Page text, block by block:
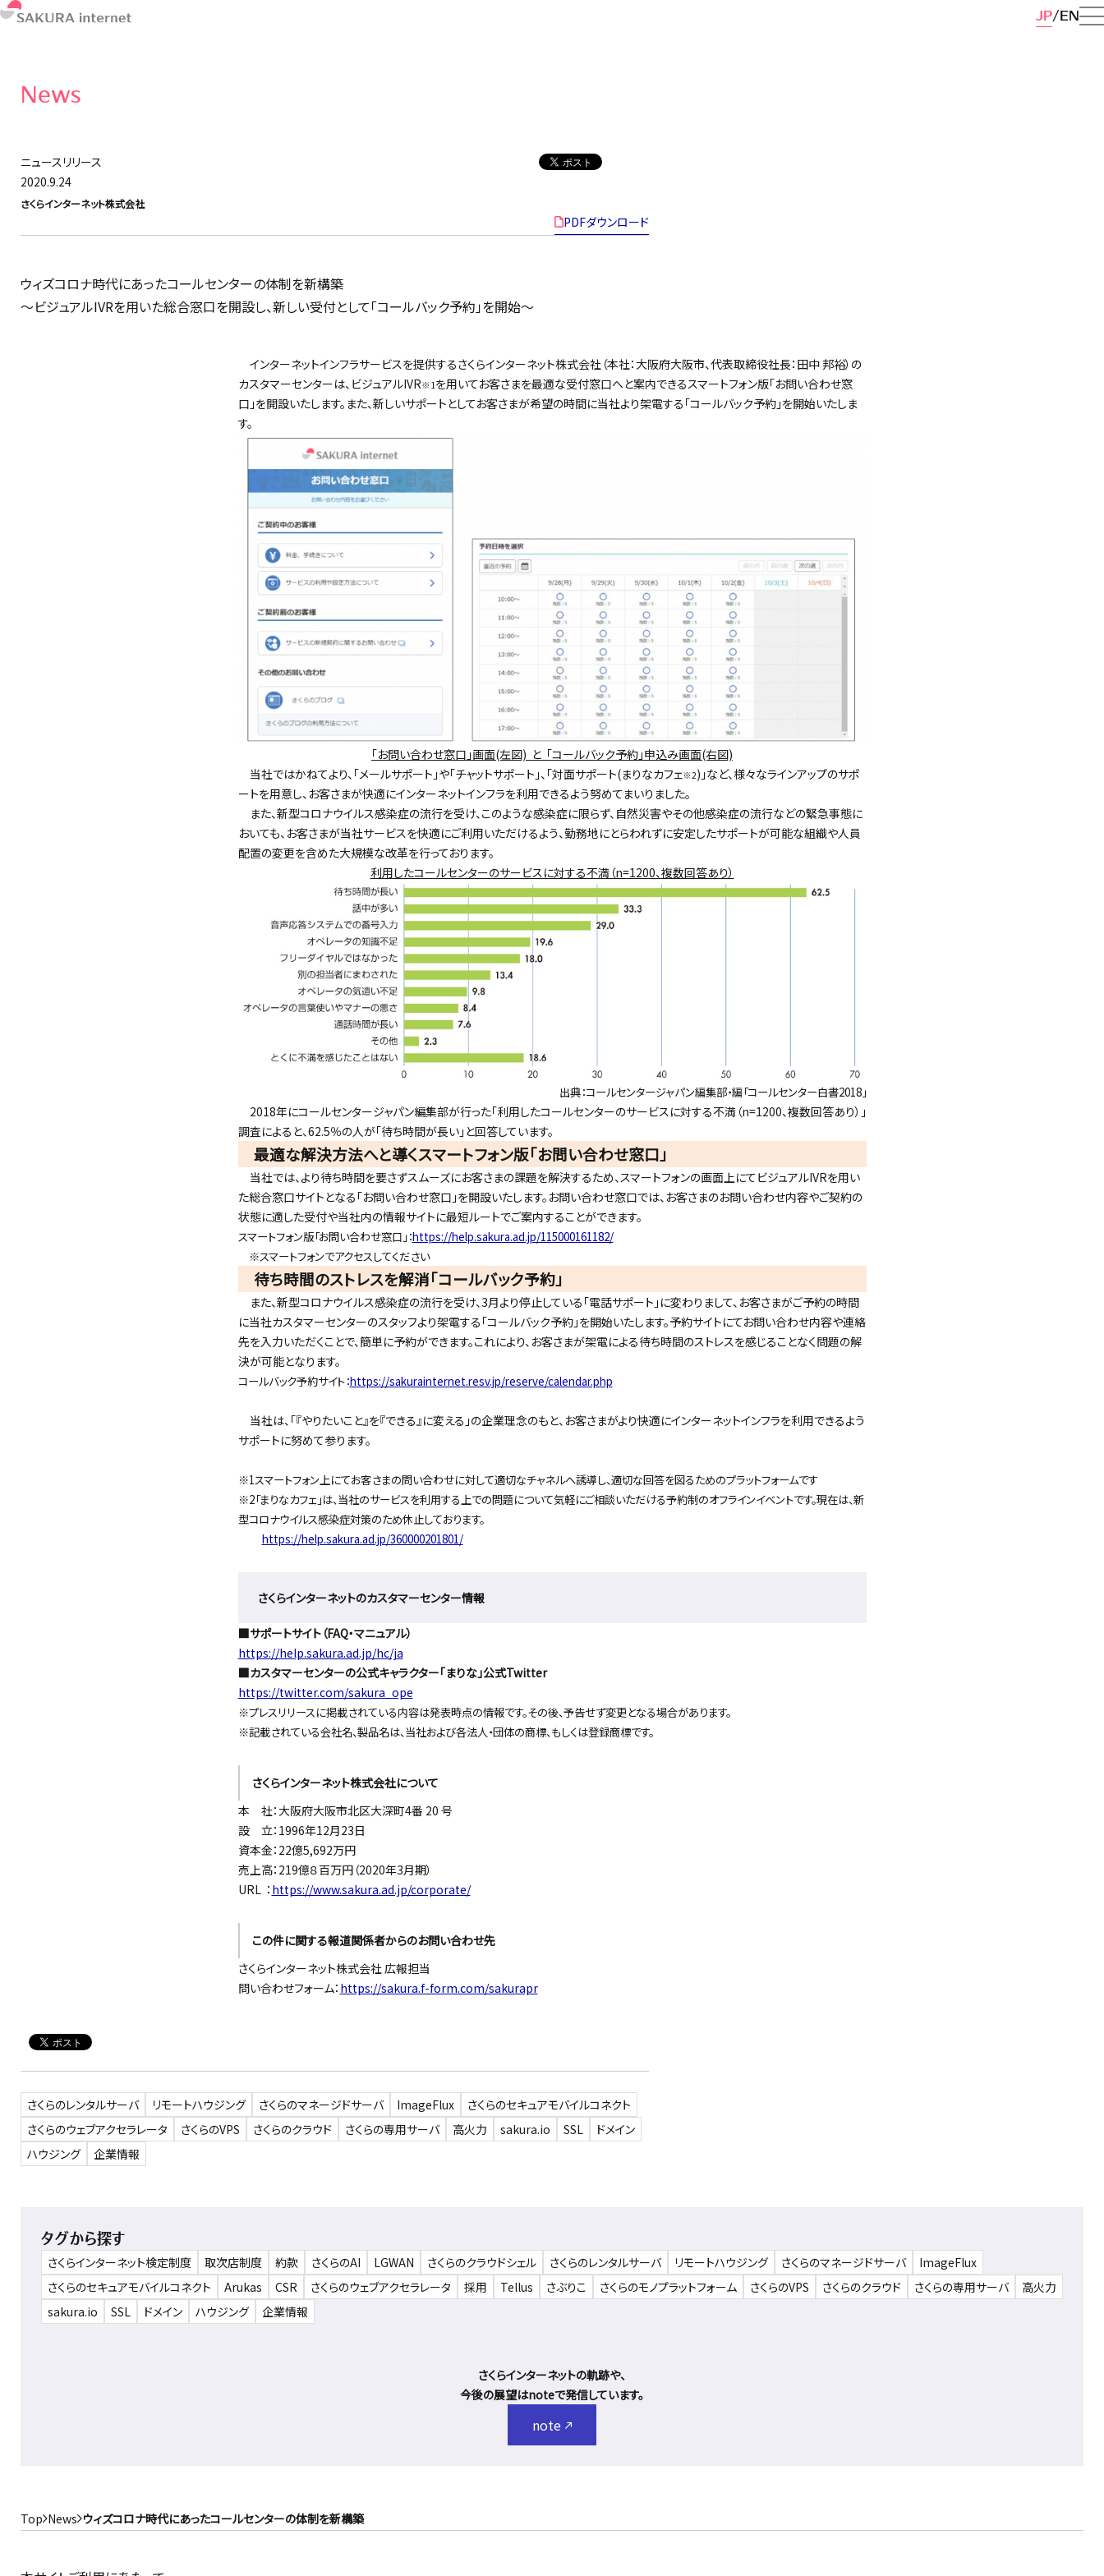
JP EN
News
ニュースリリース
2020.9.24
さくらインターネット株式会社
PDFダウンロード
ウィズコロナ時代にあったコールセンターの体制を新構築
〜ビジュアルIVRを用いた総合窓口を開設し、新しい受付として「コールバック予約」を開始〜
インターネットインフラサービスを提供するさくらインターネット株式会社（本社：大阪府大阪市、代表取締役社長：田中 邦裕）の
カスタマーセンターは、ビジュアルIVR※1を用いてお客さまを最適な受付窓口へと案内できるスマートフォン版「お問い合わせ窓
口」を開設いたします。また、新しいサポートとしてお客さまが希望の時間に当社より架電する「コールバック予約」を開始いたしま
す。
「お問い合わせ窓口」画面(左図) と 「コールバック予約」申込み画面(右図)
当社ではかねてより、「メールサポート」や「チャットサポート」、「対面サポート(まりなカフェ※2)」など、様々なラインアップのサポ
ートを用意し、お客さまが快適にインターネットインフラを利用できるよう努めてまいりました。
また、新型コロナウイルス感染症の流行を受け、このような感染症に限らず、自然災害やその他感染症の流行などの緊急事態に
おいても、お客さまが当社サービスを快適にご利用いただけるよう、勤務地にとらわれずに安定したサポートが可能な組織や人員
配置の変更を含めた大規模な改革を行っております。
利用したコールセンターのサービスに対する不満（n=1200、複数回答あり）
出典：コールセンタージャパン編集部・編「コールセンター白書2018」
2018年にコールセンタージャパン編集部が行った「利用したコールセンターのサービスに対する不満（n=1200、複数回答あり）」
調査によると、62.5％の人が「待ち時間が長い」と回答しています。
最適な解決方法へと導くスマートフォン版「お問い合わせ窓口」
当社では、より待ち時間を要さずスムーズにお客さまの課題を解決するため、スマートフォンの画面上にてビジュアルIVRを用い
た総合窓口サイトとなる「お問い合わせ窓口」を開設いたします。お問い合わせ窓口では、お客さまのお問い合わせ内容やご契約の
状態に適した受付や当社内の情報サイトに最短ルートでご案内することができます。
スマートフォン版「お問い合わせ窓口」：https://help.sakura.ad.jp/115000161182/
※スマートフォンでアクセスしてください
待ち時間のストレスを解消「コールバック予約」
また、新型コロナウイルス感染症の流行を受け、3月より停止している「電話サポート」に変わりまして、お客さまがご予約の時間
に当社カスタマーセンターのスタッフより架電する「コールバック予約」を開始いたします。予約サイトにてお問い合わせ内容や連絡
先を入力いただくことで、簡単に予約ができます。これにより、お客さまが架電による待ち時間のストレスを感じることなく問題の解
決が可能となります。
コールバック予約サイト：https://sakurainternet.resv.jp/reserve/calendar.php
当社は、「『やりたいこと』を『できる』に変える」の企業理念のもと、お客さまがより快適にインターネットインフラを利用できるよう
サポートに努めて参ります。
※1スマートフォン上にてお客さまの問い合わせに対して適切なチャネルへ誘導し、適切な回答を図るためのプラットフォームです
※2「まりなカフェ」は、当社のサービスを利用する上での問題について気軽にご相談いただける予約制のオフラインイベントです。現在は、新
型コロナウイルス感染症対策のため休止しております。
https://help.sakura.ad.jp/360000201801/
さくらインターネットのカスタマーセンター情報
■サポートサイト（FAQ・マニュアル）
https://help.sakura.ad.jp/hc/ja
■カスタマーセンターの公式キャラクター「まりな」公式Twitter
https://twitter.com/sakura_ope
※プレスリリースに掲載されている内容は発表時点の情報です。その後、予告せず変更となる場合があります。
※記載されている会社名、製品名は、当社および各法人・団体の商標、もしくは登録商標です。
さくらインターネット株式会社について
本 社：大阪府大阪市北区大深町4番 20 号
設 立：1996年12月23日
資本金：22億5,692万円
売上高：219億８百万円（2020年3月期）
URL ： https://www.sakura.ad.jp/corporate/
この件に関する報道関係者からのお問い合わせ先
さくらインターネット株式会社 広報担当
問い合わせフォーム： https://sakura.f-form.com/sakurapr
さくらのレンタルサーバ リモートハウジング さくらのマネージドサーバ ImageFlux
さくらのセキュアモバイルコネクト
さくらのウェブアクセラレータ
さくらのVPS さくらのクラウド さくらの専用サーバ 高火力 sakura.io SSL
ドメイン
ハウジング
企業情報
タグから探す
さくらインターネット検定制度 取次店制度 約款 さくらのAI LGWAN さくらのクラウドシェル さくらのレンタルサーバ リモートハウジング さくらのマネージドサーバ
ImageFlux
さくらのセキュアモバイルコネクト
Arukas CSR さくらのウェブアクセラレータ 採用 Tellus さぶりこ さくらのモノプラットフォーム さくらのVPS さくらのクラウド さくらの専用サーバ
高火力
sakura.io
SSL ドメイン ハウジング 企業情報
さくらインターネットの軌跡や、
今後の展望はnoteで発信しています。
note
Top News ウィズコロナ時代にあったコールセンターの体制を新構築